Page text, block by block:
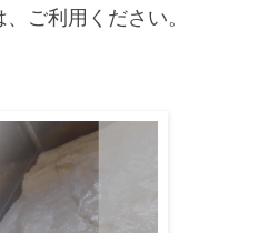
ご利用ください。